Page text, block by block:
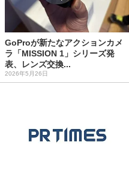
GoProが新たなアクションカメ
ラ「MISSION 1」シリーズ発
表、レンズ交換...
2026年5月26日